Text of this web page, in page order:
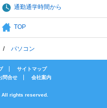
通勤通学時間から
TOP
パソコン
サイトマップ
問合せ 会社案内
All rights reserved.